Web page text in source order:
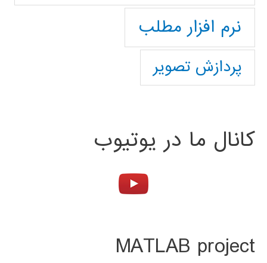
نرم افزار مطلب
پردازش تصویر
کانال ما در یوتیوب
MATLAB project